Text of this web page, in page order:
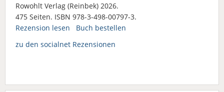
Rowohlt Verlag (Reinbek) 2026.
475 Seiten. ISBN 978-3-498-00797-3.
Rezension lesen
Buch bestellen
zu den socialnet Rezensionen